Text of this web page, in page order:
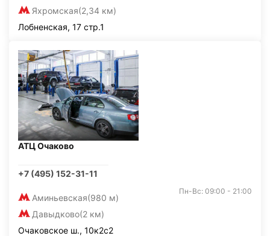
Яхромская(2,34 км)
Лобненская, 17 стр.1
АТЦ Очаково
+7 (495) 152-31-11
Аминьевская(980 м)
Давыдково(2 км)
Пн-Вс: 09:00 - 21:00
Очаковское ш., 10к2с2